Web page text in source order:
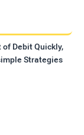
of Debit Quickly,
Strategies